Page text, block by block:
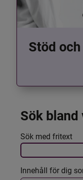
Stöd
Sök
Filtrera
Det här
Sök med fritext
Innehåll för dig